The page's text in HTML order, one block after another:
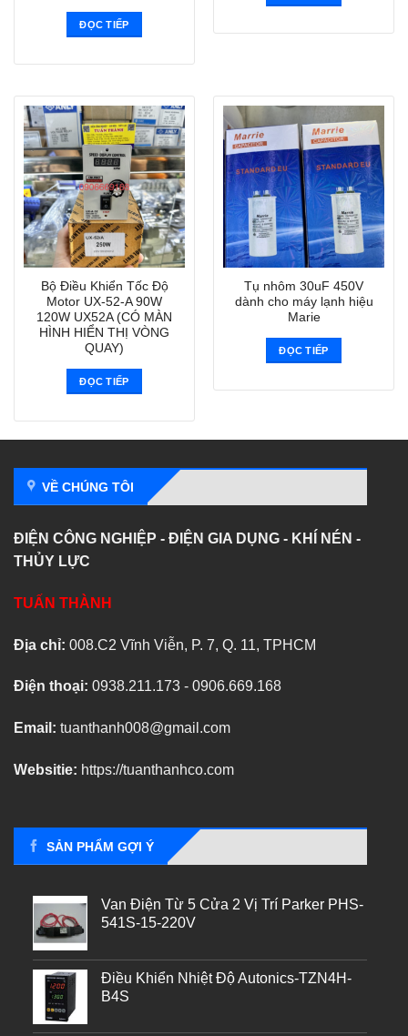
ĐỌC TIẾP
Bộ Điều Khiển Tốc Độ
Motor UX-52-A 90W
120W UX52A (CÓ MÀN
HÌNH HIỂN THỊ VÒNG
QUAY)
ĐỌC TIẾP
Tụ nhôm 30uF 450V
dành cho máy lạnh hiệu
Marie
ĐỌC TIẾP
VỀ CHÚNG TÔI
ĐIỆN CÔNG NGHIỆP - ĐIỆN GIA DỤNG - KHÍ NÉN -
THỦY LỰC
TUẤN THÀNH
Địa chỉ: 008.C2 Vĩnh Viễn, P. 7, Q. 11, TPHCM
Điện thoại: 0938.211.173 - 0906.669.168
Email: tuanthanh008@gmail.com
Websitie: https://tuanthanhco.com
SẢN PHẨM GỢI Ý
Van Điện Từ 5 Cửa 2 Vị Trí Parker PHS-
541S-15-220V
Điều Khiển Nhiệt Độ Autonics-TZN4H-
B4S